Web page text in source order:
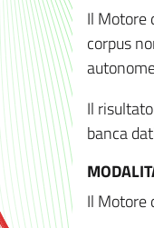
Il Motore
corpus
Il
banca
Il Motore